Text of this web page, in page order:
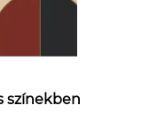
színekben